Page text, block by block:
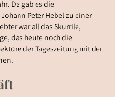
Da gab es die
Peter Hebel zu einer
war all das Skurrile,
das heute noch die
der Tageszeitung mit der